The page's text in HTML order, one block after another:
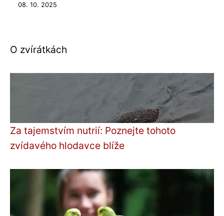
08. 10. 2025
O zvírátkách
Za tajemstvím nutrií: Poznejte tohoto
zvídavého hlodavce blíže